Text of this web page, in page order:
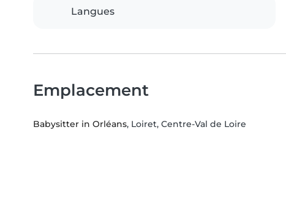
Langues
Emplacement
Babysitter in Orléans, Loiret, Centre-Val de Loire